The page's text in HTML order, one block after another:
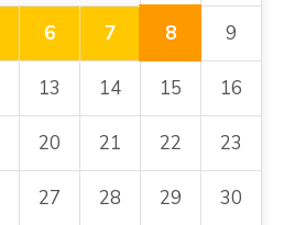
6 7 8 9
13 14 15 16
20 21 22 23
27 28 29 30